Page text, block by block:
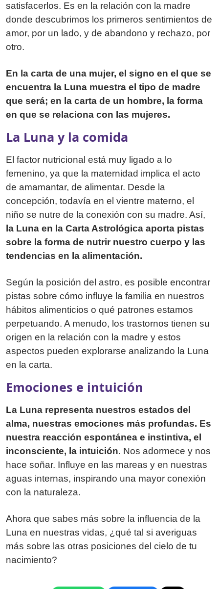
satisfacerlos. Es en la relación con la madre
donde descubrimos los primeros sentimientos de
amor, por un lado, y de abandono y rechazo, por
otro.
En la carta de una mujer, el signo en el que se
encuentra la Luna muestra el tipo de madre
que será; en la carta de un hombre, la forma
en que se relaciona con las mujeres.
La Luna y la comida
El factor nutricional está muy ligado a lo
femenino, ya que la maternidad implica el acto
de amamantar, de alimentar. Desde la
concepción, todavía en el vientre materno, el
niño se nutre de la conexión con su madre. Así,
la Luna en la Carta Astrológica aporta pistas
sobre la forma de nutrir nuestro cuerpo y las
tendencias en la alimentación.
Según la posición del astro, es posible encontrar
pistas sobre cómo influye la familia en nuestros
hábitos alimenticios o qué patrones estamos
perpetuando. A menudo, los trastornos tienen su
origen en la relación con la madre y estos
aspectos pueden explorarse analizando la Luna
en la carta.
Emociones e intuición
La Luna representa nuestros estados del
alma, nuestras emociones más profundas. Es
nuestra reacción espontánea e instintiva, el
inconsciente, la intuición. Nos adormece y nos
hace soñar. Influye en las mareas y en nuestras
aguas internas, inspirando una mayor conexión
con la naturaleza.
Ahora que sabes más sobre la influencia de la
Luna en nuestras vidas, ¿qué tal si averiguas
más sobre las otras posiciones del cielo de tu
nacimiento?